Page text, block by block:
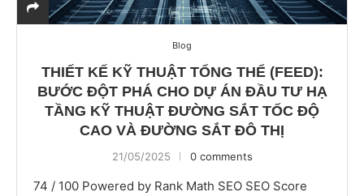
Blog
THIẾT KẾ KỸ THUẬT TỔNG THỂ (FEED):
BƯỚC ĐỘT PHÁ CHO DỰ ÁN ĐẦU TƯ HẠ
TẦNG KỸ THUẬT ĐƯỜNG SẮT TỐC ĐỘ
CAO VÀ ĐƯỜNG SẮT ĐÔ THỊ
21/05/2025 0 comments
74 / 100 Powered by Rank Math SEO SEO Score